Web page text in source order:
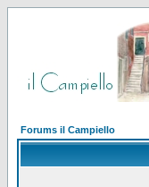
Forums il Campiello